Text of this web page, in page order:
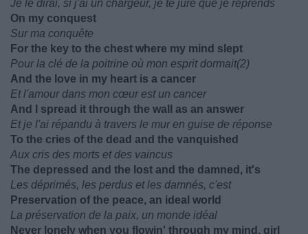
Je le dirai, si j'ai un chargeur, je te jure que je reprends
On my conquest
Sur ma conquête
For the key to the chest where my mind slept
Pour la clé de la poitrine où mon esprit dormait(2)
And the love in my heart is a cancer
Et l'amour dans mon cœur est un cancer
And I spread it through the wall as an answer
Et je l'ai répandu à travers le mur en guise de réponse
To the cries of the dead and the vanquished
Aux cris des morts et des vaincus
The depressed and the lost and the damned, it's
Les déprimés, les perdus et les damnés, c'est
Preservation of the peace, an ideal world
La préservation de la paix, un monde idéal
Never lonely when you flowin' through my mind, girl